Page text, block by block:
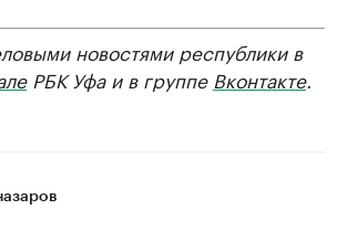
новостями республики в
РБК Уфа и в группе Вконтакте.